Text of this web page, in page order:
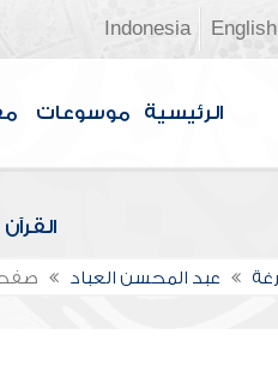
English
Indonesia
الرئيسية موسوعات
عبد المحسن العباد